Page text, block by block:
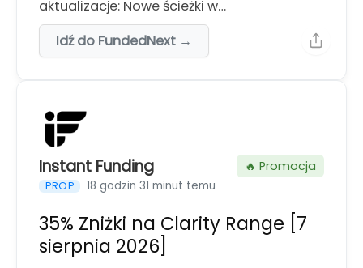
aktualizacje: Nowe ścieżki w…
Idź do FundedNext →
Instant Funding
PROP 18 godzin 31 minut temu
🔥 Promocja
35% Zniżki na Clarity Range [7
sierpnia 2026]